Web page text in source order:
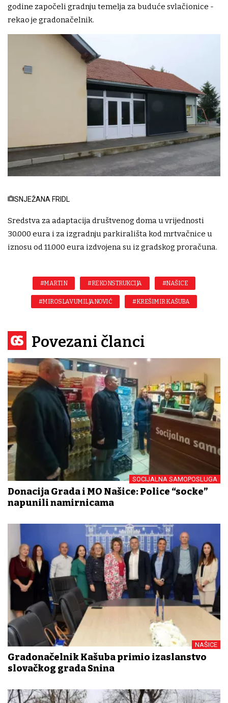
godine započeli gradnju temelja za buduće svlačionice -
rekao je gradonačelnik.
SNJEŽANA FRIDL
Sredstva za adaptacija društvenog doma u vrijednosti
30.000 eura i za izgradnju parkirališta kod mrtvačnice u
iznosu od 11.000 eura izdvojena su iz gradskog proračuna.
#MARTIN #REKONSTRUKCIJA #NAŠICE
#MIROSLAV UMILJANOVIĆ #KREŠIMIR KAŠUBA
Povezani članci
SOCIJALNA SAMOPOSLUGA
Donacija Grada i MO Našice: Police “socke”
napunili namirnicama
NAŠICE
Gradonačelnik Kašuba primio izaslanstvo
slovačkog grada Snina